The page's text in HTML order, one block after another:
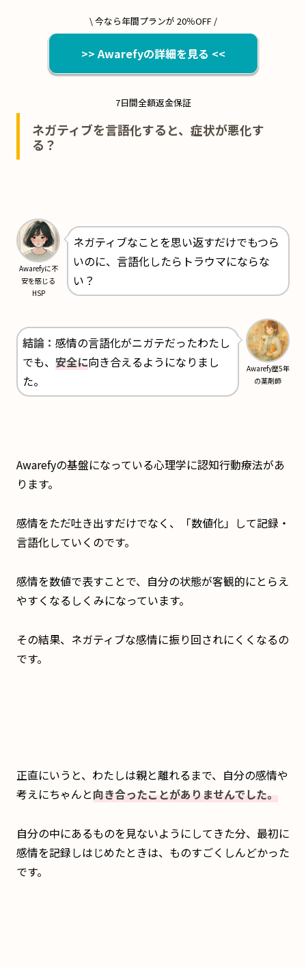
\ 今なら年間プランが 20％OFF /
>> Awarefyの詳細を見る <<
7日間全額返金保証
ネガティブを言語化すると、症状が悪化す
る？
Awarefyに不
安を感じる
HSP
ネガティブなことを思い返すだけでもつら
いのに、言語化したらトラウマにならな
い？
Awarefy歴5年
の薬剤師
結論： 感情の言語化がニガテだったわたし
でも、 安全に向き合えるようになりまし
た。
Awarefyの基盤になっている心理学に認知行動療法があ
ります。
感情をただ吐き出すだけでなく、「数値化」して記録・
言語化していくのです。
感情を数値で表すことで、自分の状態が客観的にとらえ
やすくなるしくみになっています。
その結果、ネガティブな感情に振り回されにくくなるの
です。
正直にいうと、わたしは親と離れるまで、自分の感情や
考えにちゃんと向き合ったことがありませんでした。
自分の中にあるものを見ないようにしてきた分、最初に
感情を記録しはじめたときは、ものすごくしんどかった
です。